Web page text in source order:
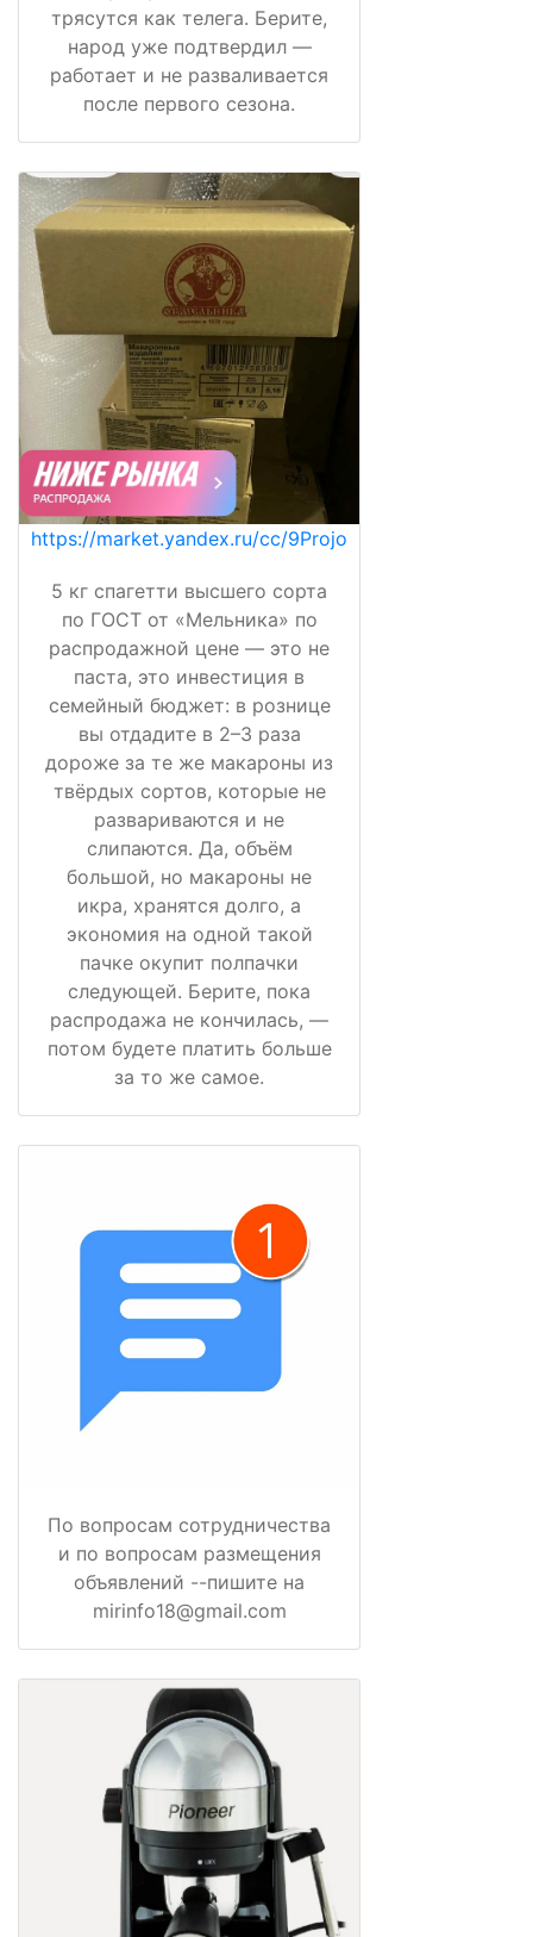
трясутся как телега. Берите,
народ уже подтвердил —
работает и не разваливается
после первого сезона.
https://market.yandex.ru/cc/9Projo
5 кг спагетти высшего сорта
по ГОСТ от «Мельника» по
распродажной цене — это не
паста, это инвестиция в
семейный бюджет: в рознице
вы отдадите в 2–3 раза
дороже за те же макароны из
твёрдых сортов, которые не
развариваются и не
слипаются. Да, объём
большой, но макароны не
икра, хранятся долго, а
экономия на одной такой
пачке окупит полпачки
следующей. Берите, пока
распродажа не кончилась, —
потом будете платить больше
за то же самое.
По вопросам сотрудничества
и по вопросам размещения
объявлений --пишите на
mirinfo18@gmail.com